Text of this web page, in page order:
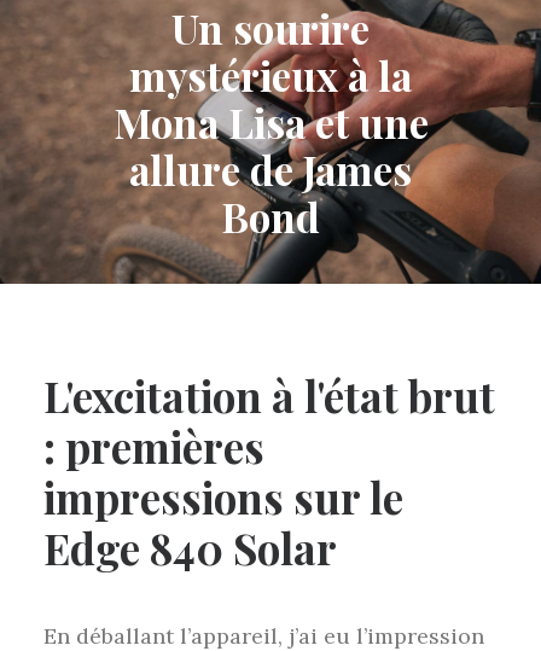
Un sourire
mystérieux à la
Mona Lisa et une
allure de James
Bond
L'excitation à l'état brut
: premières
impressions sur le
Edge 840 Solar
En déballant l’appareil, j’ai eu l’impression